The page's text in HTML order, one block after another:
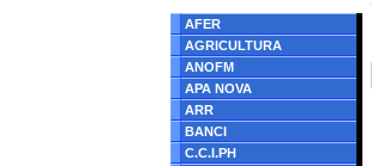
AFER
AGRICULTURA
ANOFM
APA NOVA
ARR
BANCI
C.C.I.PH